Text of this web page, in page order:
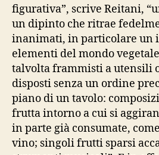
figurativa”, scrive Reitani,
un dipinto che ritrae
inanimati, in particolare un
elementi del mondo
talvolta frammisti a utensili
disposti senza un ordine
piano di un tavolo:
frutta intorno a cui si
in parte già consumate,
vino; singoli frutti sparsi